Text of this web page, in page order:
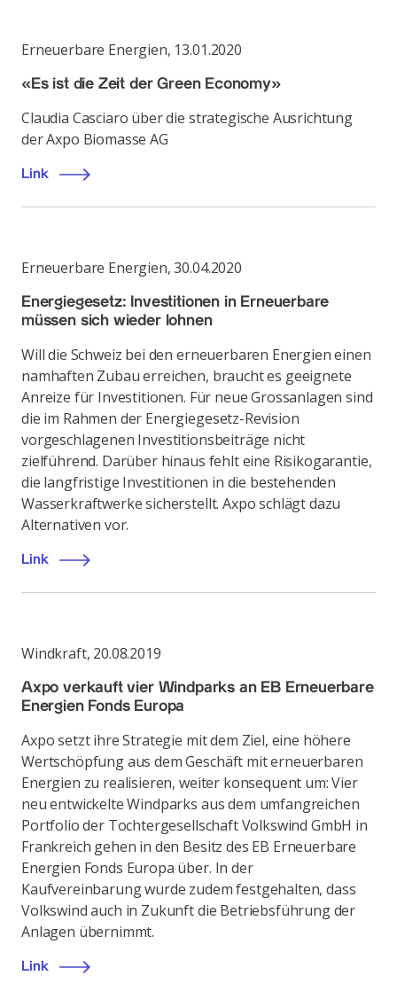
Erneuerbare Energien, 13.01.2020
«Es ist die Zeit der Green Economy»
Claudia Casciaro über die strategische Ausrichtung
der Axpo Biomasse AG
Link
Erneuerbare Energien,30.04.2020
Energiegesetz: Investitionen in Erneuerbare
müssen sich wieder lohnen
Will die Schweiz bei den erneuerbaren Energien einen
namhaften Zubau erreichen, braucht es geeignete
Anreize für Investitionen. Für neue Grossanlagen sind
die im Rahmen der Energiegesetz-Revision
vorgeschlagenen Investitionsbeiträge nicht
zielführend. Darüber hinaus fehlt eine Risikogarantie,
die langfristige Investitionen in die bestehenden
Wasserkraftwerke sicherstellt. Axpo schlägt dazu
Alternativen vor.
Link
Windkraft, 20.08.2019
Axpo verkauft vier Windparks an EB Erneuerbare
Energien Fonds Europa
Axpo setzt ihre Strategie mit dem Ziel, eine höhere
Wertschöpfung aus dem Geschäft mit erneuerbaren
Energien zu realisieren, weiter konsequent um: Vier
neu entwickelte Windparks aus dem umfangreichen
Portfolio der Tochtergesellschaft Volkswind GmbH in
Frankreich gehen in den Besitz des EB Erneuerbare
Energien Fonds Europa über. In der
Kaufvereinbarung wurde zudem festgehalten, dass
Volkswind auch in Zukunft die Betriebsführung der
Anlagen übernimmt.
Link